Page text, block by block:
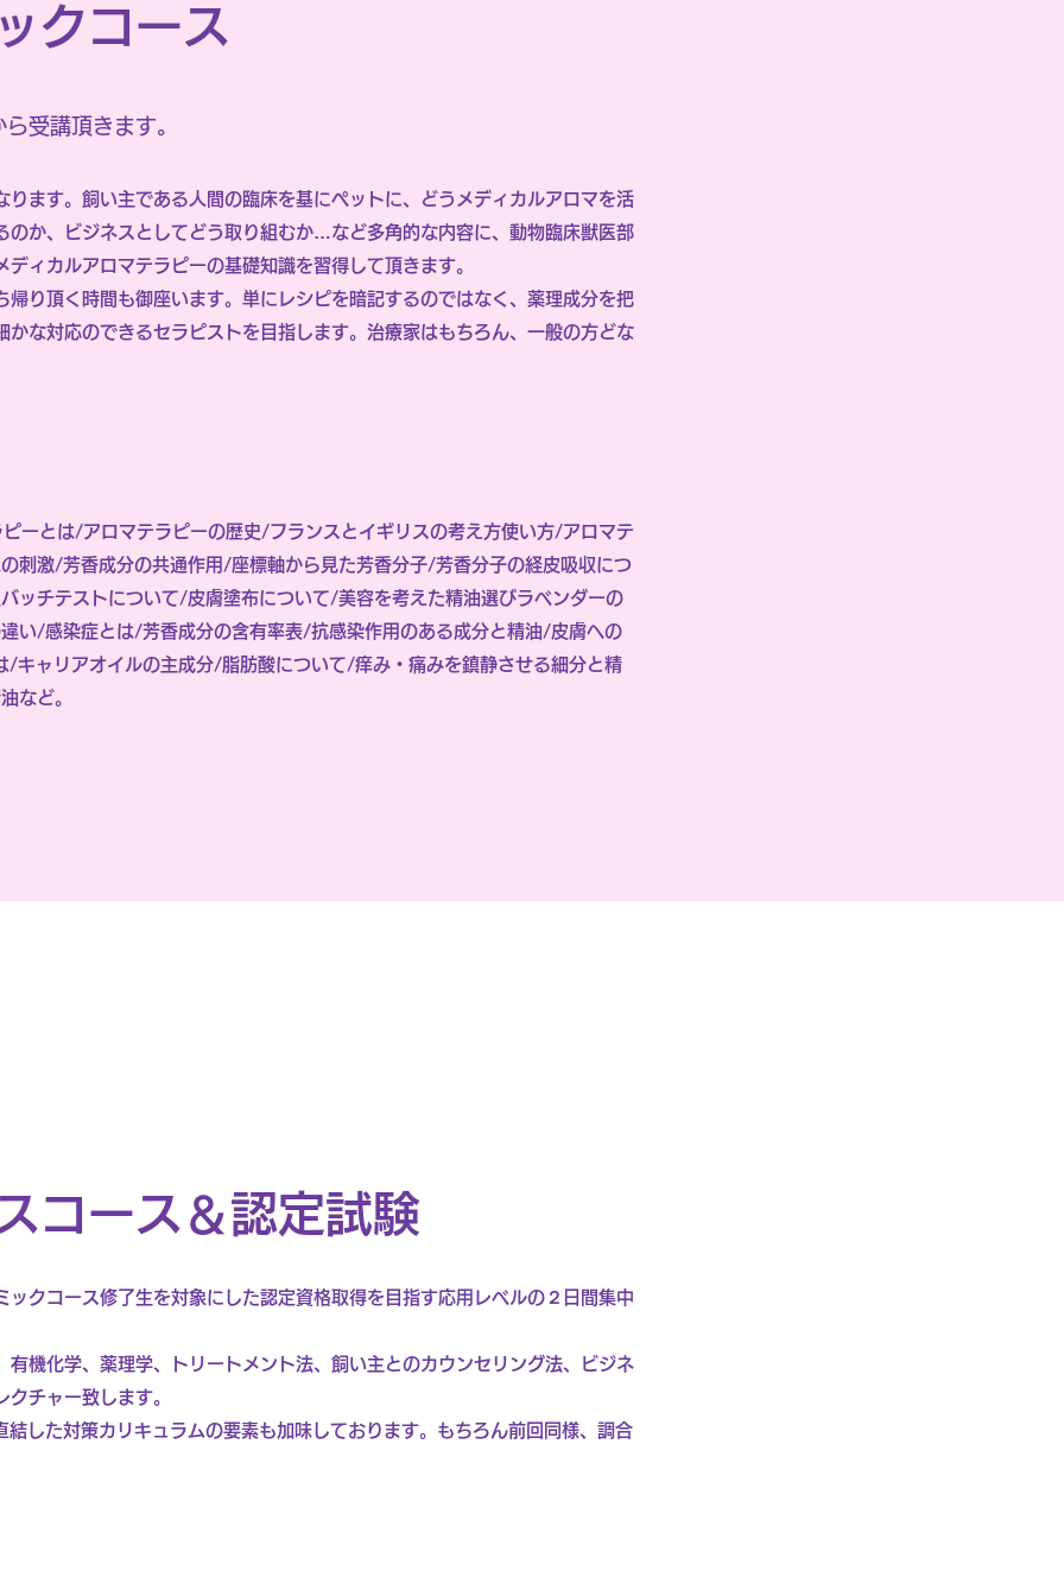
クコース
受講頂きます。
ります。飼い主である人間の臨床を基にペットに、どうメディカルアロマを活
のか、ビジネスとしてどう取り組むか…など多角的な内容に、動物臨床獣医部
ィカルアロマテラピーの基礎知識を習得して頂きます。
帰り頂く時間も御座います。単にレシピを暗記するのではなく、薬理成分を把
かな対応のできるセラピストを目指します。治療家はもちろん、一般の方どな
ーとは/アロマテラピーの歴史/フランスとイギリスの考え方使い方/アロマテ
刺激/芳香成分の共通作用/座標軸から見た芳香分子/芳香分子の経皮吸収につ
ッチテストについて/皮膚塗布について/美容を考えた精油選びラベンダーの
い/感染症とは/芳香成分の含有率表/抗感染作用のある成分と精油/皮膚への
キャリアオイルの主成分/脂肪酸について/痒み・痛みを鎮静させる細分と精
など。
コース＆認定試験
ックコース修了生を対象にした認定資格取得を目指す応用レベルの２日間集中
有機化学、薬理学、トリートメント法、飼い主とのカウンセリング法、ビジネ
チャー致します。
した対策カリキュラムの要素も加味しております。もちろん前回同様、調合